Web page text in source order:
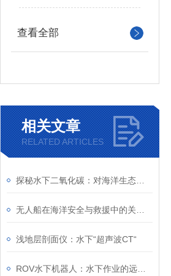
查看全部
相关文章
RELATED ARTICLES
浅地层剖面仪：水下“超声波CT“